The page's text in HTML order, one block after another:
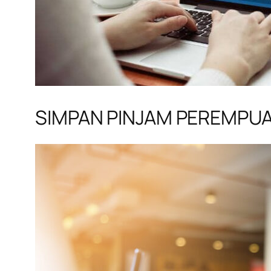
SIMPAN PINJAM